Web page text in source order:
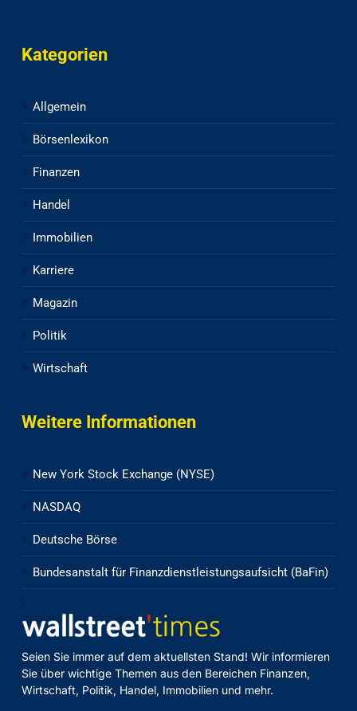
Kategorien
Allgemein
Börsenlexikon
Finanzen
Handel
Immobilien
Karriere
Magazin
Politik
Wirtschaft
Weitere Informationen
New York Stock Exchange (NYSE)
NASDAQ
Deutsche Börse
Bundesanstalt für Finanzdienstleistungsaufsicht (BaFin)
Seien Sie immer auf dem aktuellsten Stand! Wir informieren
Sie über wichtige Themen aus den Bereichen Finanzen,
Wirtschaft, Politik, Handel, Immobilien und mehr.